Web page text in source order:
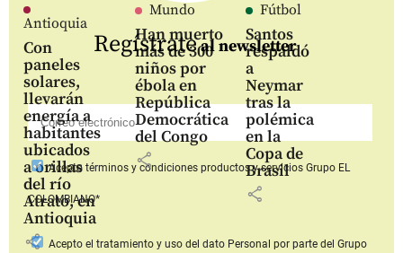
Antioquia
Con
paneles
solares,
llevarán
energía a
habitantes
ubicados
a orillas
del río
Atrato, en
Antioquia
share
Mundo
Han muerto
más de 300
niños por
ébola en
República
Democrática
del Congo
share
Fútbol
Santos
respaldó
a
Neymar
tras la
polémica
en la
Copa de
Brasil
share
Regístrateal newsletter
Aceptotérminos y condiciones productos y serviciosGrupo EL
COLOMBIANO*
Acepto el tratamiento y uso del dato Personal por parte del Grupo